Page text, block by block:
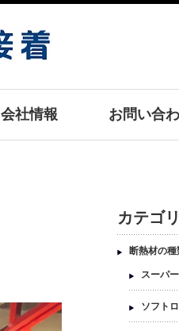
会社情報 お問い合
カテゴ
断熱材の種
スーパ
ソフト